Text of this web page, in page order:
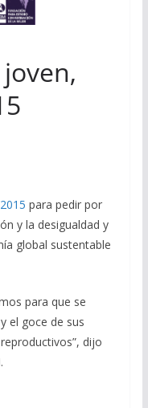
para pedir por
y la desigualdad y
global sustentable
para que se
el goce de sus
dijo